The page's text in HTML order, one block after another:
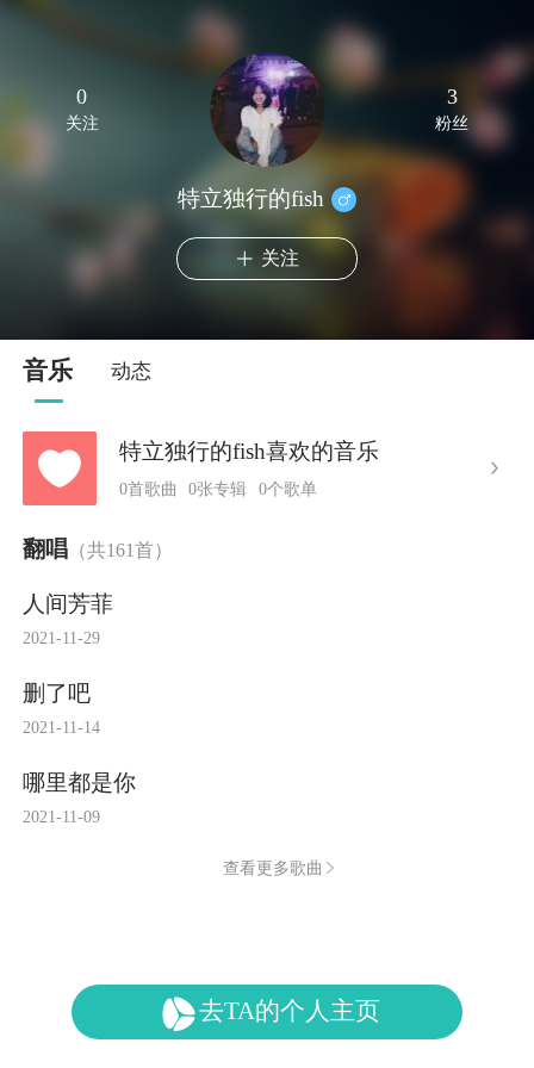
0
关注
3
粉丝
特立独行的fish
关注
音乐 动态
特立独行的fish喜欢的音乐
0首歌曲 0张专辑 0个歌单
翻唱 （共161首）
人间芳菲
2021-11-29
删了吧
2021-11-14
哪里都是你
2021-11-09
查看更多歌曲
去TA的个人主页